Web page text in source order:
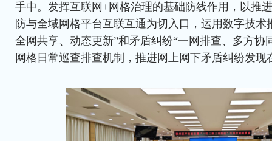
手中。发挥互联网+网格治理的基础防线作用，以推
防与全域网格平台互联互通为切入口，运用数字技术
全网共享、动态更新”和矛盾纠纷“一网排查、多方协
网格日常巡查排查机制，推进网上网下矛盾纠纷发现